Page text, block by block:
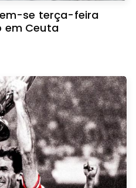
se terça-feira
em Ceuta